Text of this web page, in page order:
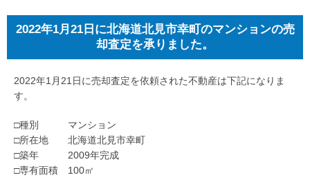
2022年1月21日に北海道北見市幸町のマンションの売
却査定を承りました。
2022年1月21日に売却査定を依頼された不動産は下記になりま
す。
□種別 マンション
□所在地 北海道北見市幸町
□築年 2009年完成
□専有面積 100㎡